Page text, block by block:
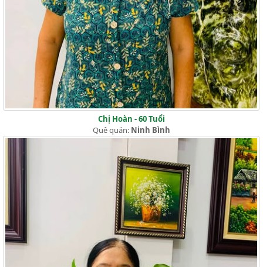
Chị Hoàn - 60 Tuổi
Quê quán: Ninh Bình